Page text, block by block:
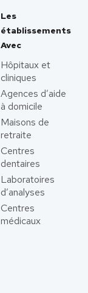
Les
établissements
Avec
Hôpitaux et
cliniques
Agences d’aide
à domicile
Maisons de
retraite
Centres
dentaires
Laboratoires
d’analyses
Centres
médicaux